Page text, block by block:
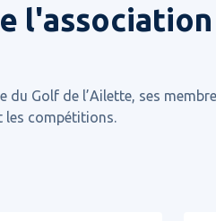
l'association
du Golf de l’Ailette, ses
les compétitions.